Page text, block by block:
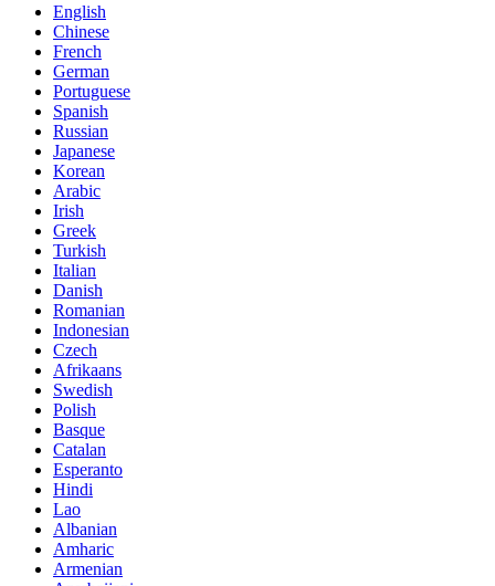
English
Chinese
French
German
Portuguese
Spanish
Russian
Japanese
Korean
Arabic
Irish
Greek
Turkish
Italian
Danish
Romanian
Indonesian
Czech
Afrikaans
Swedish
Polish
Basque
Catalan
Esperanto
Hindi
Lao
Albanian
Amharic
Armenian